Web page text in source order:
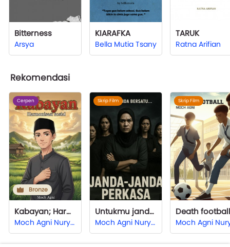
Bitterness
Arsya
KIARAFKA
Bella Mutia Tsany
TARUK
Ratna Arifian
Rekomendasi
Cerpen
Bronze
Kabayan; Harmonisasi sosial
Moch Agni Nuryahya
Skrip Film
Untukmu janda-janda perkasa
Moch Agni Nuryahya
Skrip Film
Death football